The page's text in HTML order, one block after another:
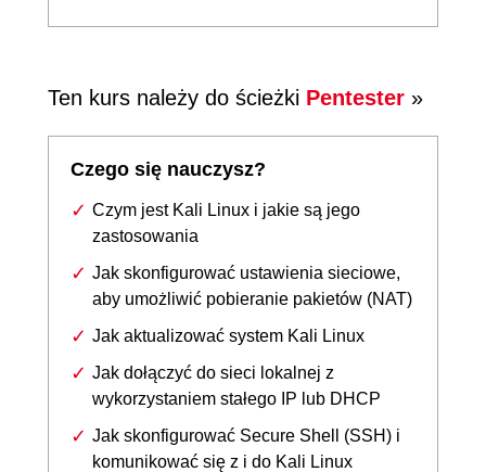
Ten kurs należy do ścieżki Pentester »
Czego się nauczysz?
Czym jest Kali Linux i jakie są jego
zastosowania
Jak skonfigurować ustawienia sieciowe,
aby umożliwić pobieranie pakietów (NAT)
Jak aktualizować system Kali Linux
Jak dołączyć do sieci lokalnej z
wykorzystaniem stałego IP lub DHCP
Jak skonfigurować Secure Shell (SSH) i
komunikować się z i do Kali Linux